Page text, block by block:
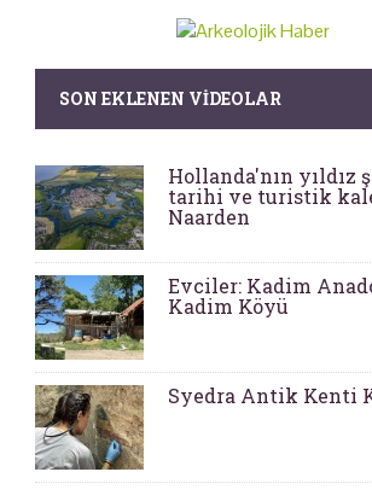
SON EKLENEN VIDEOLAR
Hollanda'nın yıldız
tarihi ve turistik
Naarden
Evciler: Kadim
Kadim Köyü
Syedra Antik Kenti